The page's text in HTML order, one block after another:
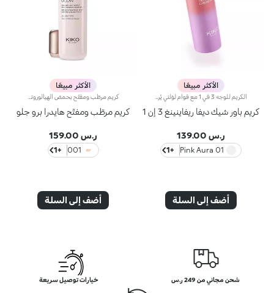
الأكثر مبيعًا
كريم باور شيك ديفا ريفاينينغ 3 إن 1
ر.س 139.00
01 Pink Aura
+1
أضف إلى السلة
الأكثر مبيعًا
كريم مرطّب ومفتّح هايدرا برو جلو
ر.س 159.00
001
+1
أضف إلى السلة
شحن مجاني من 249 ر.س خيارات توصيل سريعة